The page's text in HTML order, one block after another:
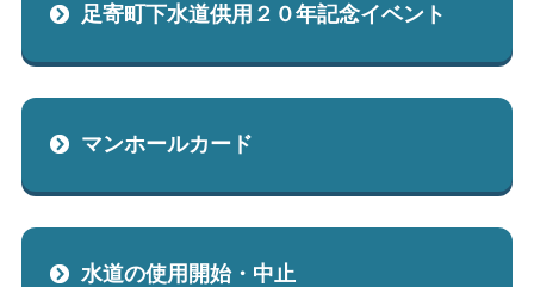
足寄町下水道供用２０年記念イベント
マンホールカード
水道の使用開始・中止